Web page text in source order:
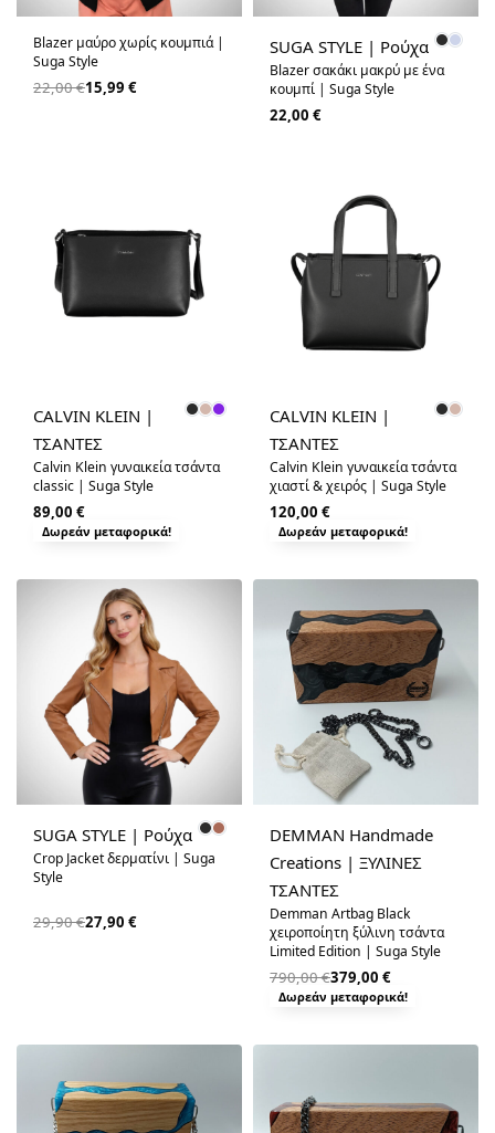
Blazer μαύρο χωρίς κουμπιά |
Suga Style
22,00€15,99 €
SUGA STYLE | Ρούχα
Blazer σακάκι μακρύ με ένα
κουμπί | Suga Style
22,00 €
CALVIN KLEIN |
ΤΣΑΝΤΕΣ
Calvin Klein γυναικεία τσάντα
classic | Suga Style
89,00 €
Δωρεάν μεταφορικά!
CALVIN KLEIN |
ΤΣΑΝΤΕΣ
Calvin Klein γυναικεία τσάντα
χιαστί & χειρός | Suga Style
120,00 €
Δωρεάν μεταφορικά!
SUGA STYLE | Ρούχα
Crop Jacket δερματίνι | Suga
Style
29,90€27,90 €
DEMMAN Handmade
Creations | ΞΥΛΙΝΕΣ
ΤΣΑΝΤΕΣ
Demman Artbag Black
χειροποίητη ξύλινη τσάντα
Limited Edition | Suga Style
790,00€379,00 €
Δωρεάν μεταφορικά!